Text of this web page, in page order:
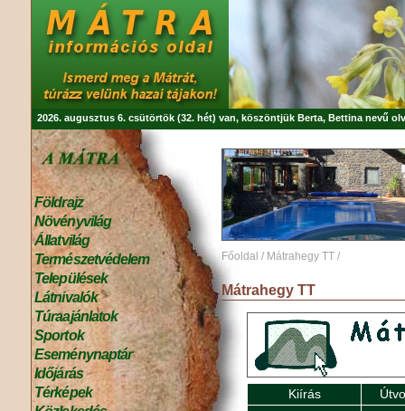
2026. augusztus 6. csütörtök (32. hét) van, köszöntjük Berta, Bettina nevű
Földrajz
Növényvilág
Állatvilág
Természetvédelem
Települések
Látnivalók
Túraajánlatok
Sportok
Eseménynaptár
Időjárás
Térképek
Főoldal / Mátrahegy TT /
Mátrahegy TT
Kiírás